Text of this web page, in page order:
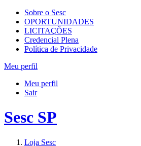
Sobre o Sesc
OPORTUNIDADES
LICITAÇÕES
Credencial Plena
Política de Privacidade
Meu perfil
Meu perfil
Sair
Sesc SP
Loja Sesc